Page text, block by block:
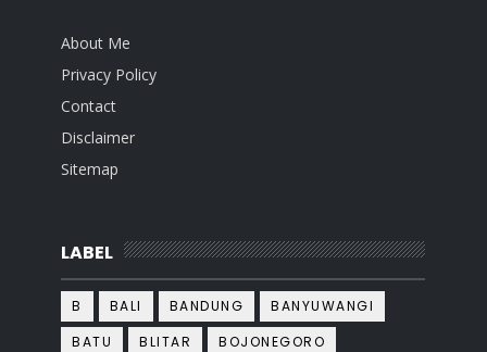
About Me
Privacy Policy
Contact
Disclaimer
Sitemap
LABEL
B BALI BANDUNG
BANYUWANGI
BATU
BLITAR
BOJONEGORO